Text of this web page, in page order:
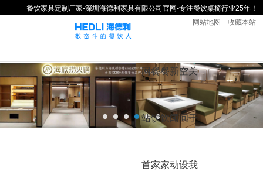
餐饮家具定制厂家-深圳海德利家具有限公司官网-专注餐饮桌椅行业25年！
收藏本站
网站地图
网
站
首
餐
饮
家
餐
饮
家
新
闻
动
空
间
设
关
于
我